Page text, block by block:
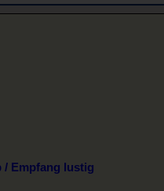
/ Empfang lustig